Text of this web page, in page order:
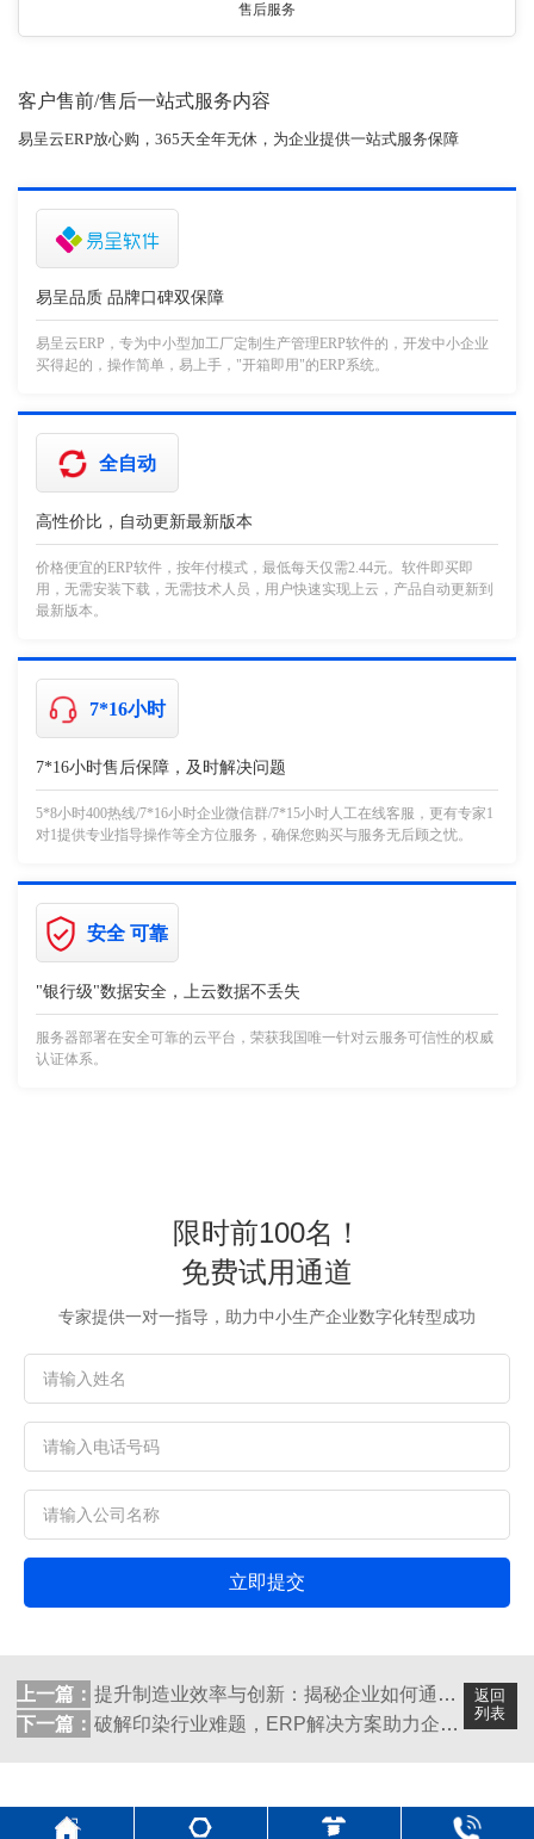
售后服务
客户售前/售后一站式服务内容
易呈云ERP放心购，365天全年无休，为企业提供一站式服务保障
易呈品质 品牌口碑双保障
易呈云ERP，专为中小型加工厂定制生产管理ERP软件的，开发中小企业
买得起的，操作简单，易上手，"开箱即用"的ERP系统。
全自动
高性价比，自动更新最新版本
价格便宜的ERP软件，按年付模式，最低每天仅需2.44元。软件即买即
用，无需安装下载，无需技术人员，用户快速实现上云，产品自动更新到
最新版本。
7*16小时
7*16小时售后保障，及时解决问题
5*8小时400热线/7*16小时企业微信群/7*15小时人工在线客服，更有专家1
对1提供专业指导操作等全方位服务，确保您购买与服务无后顾之忧。
安全 可靠
"银行级"数据安全，上云数据不丢失
服务器部署在安全可靠的云平台，荣获我国唯一针对云服务可信性的权威
认证体系。
限时前100名！
免费试用通道
专家提供一对一指导，助力中小生产企业数字化转型成功
立即提交
返回
列表
上一篇： 提升制造业效率与创新：揭秘企业如何通过E...
下一篇： 破解印染行业难题，ERP解决方案助力企业...